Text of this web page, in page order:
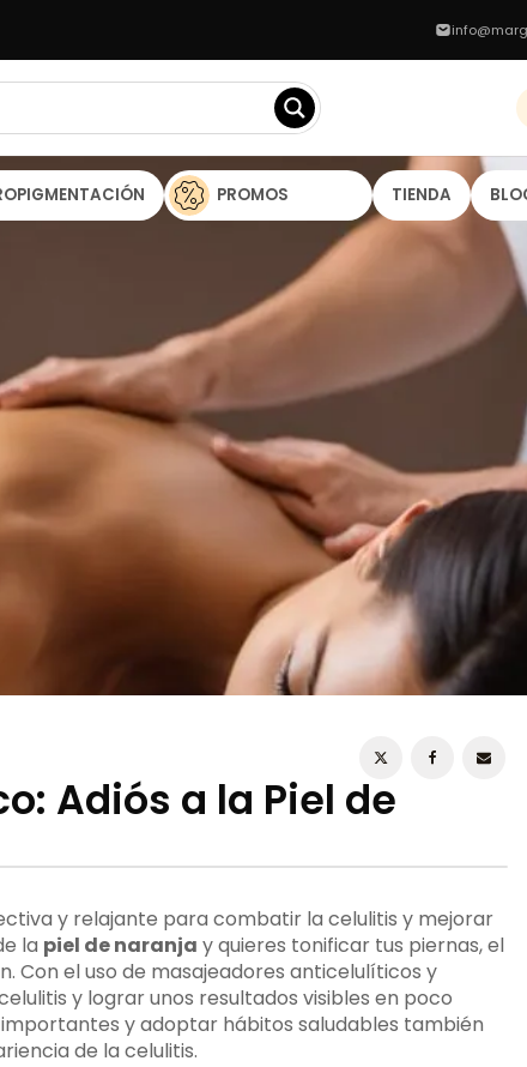
PROMOS TIENDA
Adiós a la Piel de
y relajante para combatir la celulitis y mejorar
la piel de naranja y quieres tonificar tus piernas, el
Con el uso de masajeadores anticelulíticos y
y lograr unos resultados visibles en poco
y adoptar hábitos saludables también
de la celulitis.